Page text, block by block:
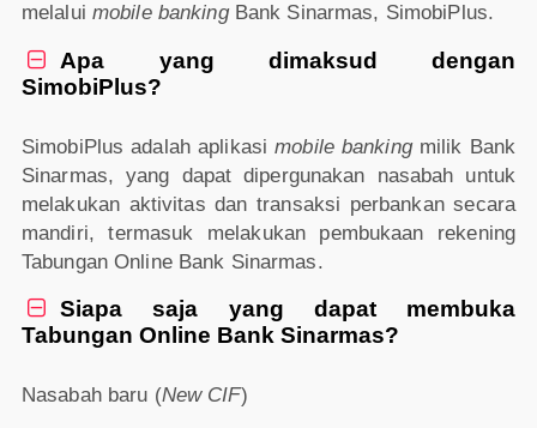
melalui mobile bankingBank Sinarmas, SimobiPlus.

Apa yang dimaksud dengan
SimobiPlus?
SimobiPlus adalah aplikasimobile bankingmilik Bank
Sinarmas, yang dapat dipergunakan nasabah untuk
melakukan aktivitas dan transaksi perbankan secara
mandiri, termasuk melakukan pembukaan rekening
Tabungan Online Bank Sinarmas.

Siapa saja yang dapat membuka
Tabungan Online Bank Sinarmas?
Nasabah baru (New CIF)